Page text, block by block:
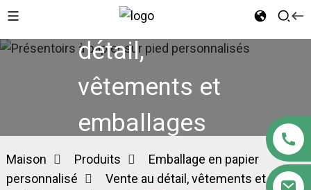
Vente au
détail,
vêtements et
emballages
cadeaux
Maison Produits
Emballage en papier
personnalisé
Vente au détail, vêtements et